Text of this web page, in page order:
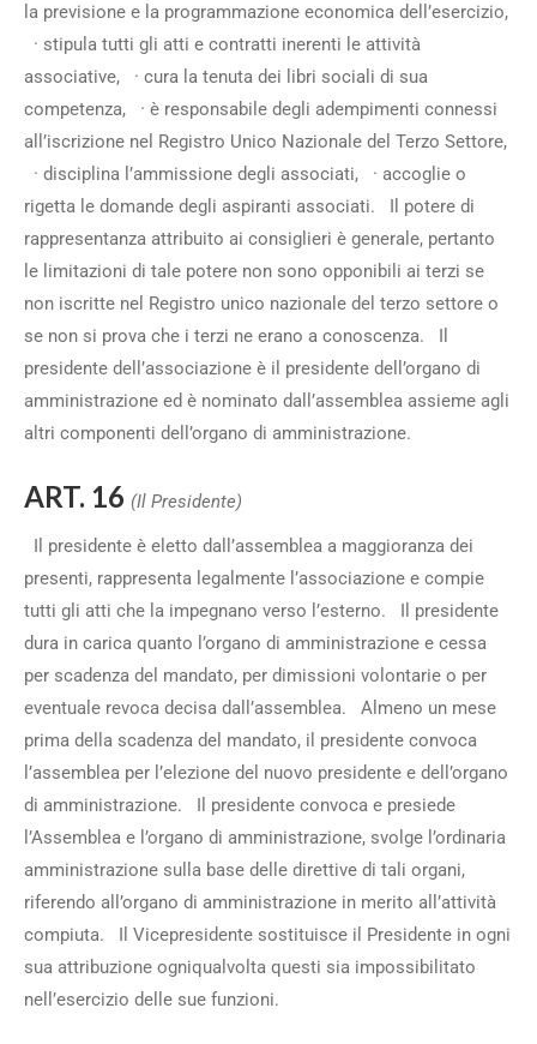
la previsione e la programmazione economica dell’esercizio,
· stipula tutti gli atti e contratti inerenti le attività
associative, · cura la tenuta dei libri sociali di sua
competenza, · è responsabile degli adempimenti connessi
all’iscrizione nel Registro Unico Nazionale del Terzo Settore,
· disciplina l’ammissione degli associati, · accoglie o
rigetta le domande degli aspiranti associati. Il potere di
rappresentanza attribuito ai consiglieri è generale, pertanto
le limitazioni di tale potere non sono opponibili ai terzi se
non iscritte nel Registro unico nazionale del terzo settore o
se non si prova che i terzi ne erano a conoscenza. Il
presidente dell’associazione è il presidente dell’organo di
amministrazione ed è nominato dall’assemblea assieme agli
altri componenti dell’organo di amministrazione.
ART. 16 (Il Presidente)
Il presidente è eletto dall’assemblea a maggioranza dei
presenti, rappresenta legalmente l’associazione e compie
tutti gli atti che la impegnano verso l’esterno. Il presidente
dura in carica quanto l’organo di amministrazione e cessa
per scadenza del mandato, per dimissioni volontarie o per
eventuale revoca decisa dall’assemblea. Almeno un mese
prima della scadenza del mandato, il presidente convoca
l’assemblea per l’elezione del nuovo presidente e dell’organo
di amministrazione. Il presidente convoca e presiede
l’Assemblea e l’organo di amministrazione, svolge l’ordinaria
amministrazione sulla base delle direttive di tali organi,
riferendo all’organo di amministrazione in merito all’attività
compiuta. Il Vicepresidente sostituisce il Presidente in ogni
sua attribuzione ogniqualvolta questi sia impossibilitato
nell’esercizio delle sue funzioni.